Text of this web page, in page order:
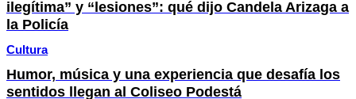
ilegítima” y “lesiones”: qué dijo Candela Arizaga a
la Policía
Cultura
Humor, música y una experiencia que desafía los
sentidos llegan al Coliseo Podestá